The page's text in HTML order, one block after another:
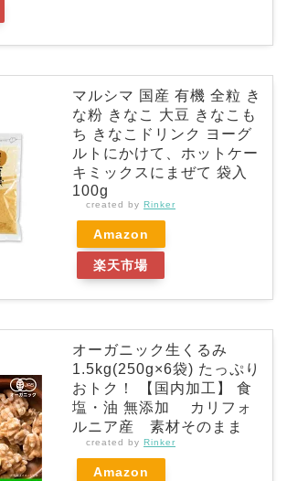
マルシマ 国産 有機 全粒 き
な粉 きなこ 大豆 きなこも
ち きなこドリンク ヨーグ
ルトにかけて、ホットケー
キミックスにまぜて 袋入
100g
created by Rinker
Amazon
楽天市場
オーガニック生くるみ
1.5kg(250g×6袋) たっぷり
おトク！ 【国内加工】 食
塩・油 無添加 カリフォ
ルニア産 素材そのまま
created by Rinker
Amazon